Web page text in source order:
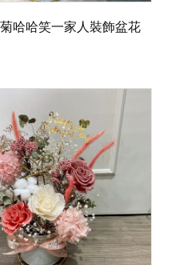
哈哈笑一家人裝飾盆花